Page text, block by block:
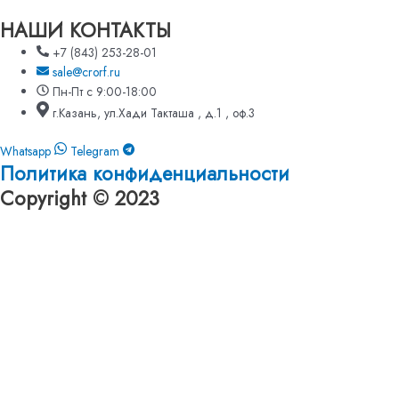
НАШИ КОНТАКТЫ
+7 (843) 253-28-01
sale@crorf.ru
Пн-Пт с 9:00-18:00
г.Казань, ул.Хади Такташа , д.1 , оф.3
Whatsapp Telegram
Политика конфиденциальности
Copyright © 2023